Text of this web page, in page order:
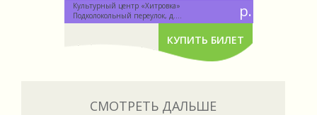
Культурный центр «Хитровка»
Подколокольный переулок, д....
р.
КУПИТЬ БИЛЕТ
СМОТРЕТЬ ДАЛЬШЕ